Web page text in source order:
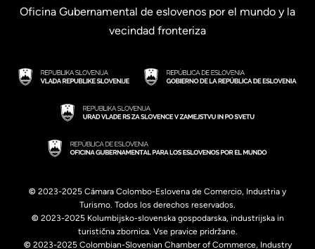
Oficina Gubernamental de eslovenos por el mundo y la
vecindad fronteriza
© 2023-2025 Cámara Colombo-Eslovena de Comercio, Industria y
Turismo. Todos los derechos reservados.
© 2023-2025 Kolumbijsko-slovenska gospodarska, industrijska in
turistična zbornica. Vse pravice pridržane.
© 2023-2025 Colombian-Slovenian Chamber of Commerce, Industry